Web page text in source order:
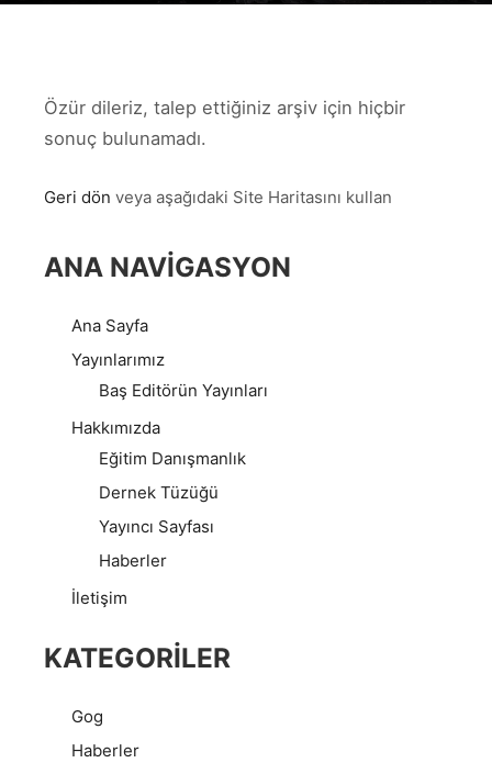
Özür dileriz, talep ettiğiniz arşiv için hiçbir
sonuç bulunamadı.
Geri dön veya aşağıdaki Site Haritasını kullan
ANA NAVIGASYON
Ana Sayfa
Yayınlarımız
Baş Editörün Yayınları
Hakkımızda
Eğitim Danışmanlık
Dernek Tüzüğü
Yayıncı Sayfası
Haberler
İletişim
KATEGORILER
Gog
Haberler